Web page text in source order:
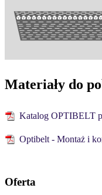
Materiały do
Katalog OPTIBELT
Optibelt - Montaż i
Oferta